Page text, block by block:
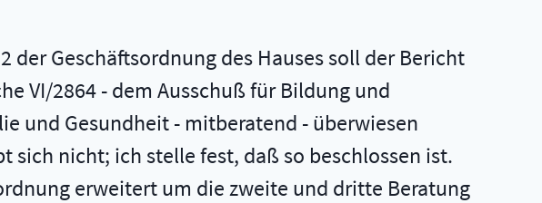
der Geschäftsordnung des Hauses soll der Bericht
VI/2864 - dem Ausschuß für Bildung und
und Gesundheit - mitberatend - überwiesen
sich nicht; ich stelle fest, daß so beschlossen ist.
erweitert um die zweite und dritte Beratung